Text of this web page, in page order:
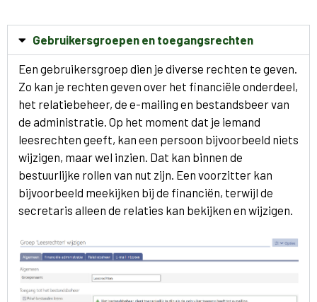
Gebruikersgroepen en toegangsrechten
Een gebruikersgroep dien je diverse rechten te geven.
Zo kan je rechten geven over het financiële onderdeel,
het relatiebeheer, de e-mailing en bestandsbeer van
de administratie. Op het moment dat je iemand
leesrechten geeft, kan een persoon bijvoorbeeld niets
wijzigen, maar wel inzien. Dat kan binnen de
bestuurlijke rollen van nut zijn. Een voorzitter kan
bijvoorbeeld meekijken bij de financiën, terwijl de
secretaris alleen de relaties kan bekijken en wijzigen.